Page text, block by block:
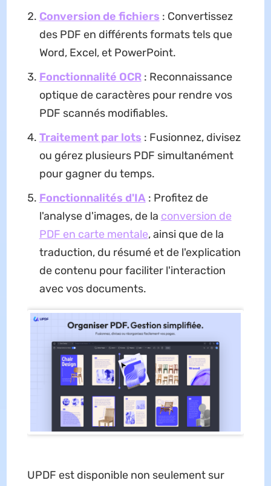
Conversion de fichiers : Convertissez
des PDF en différents formats tels que
Word, Excel, et PowerPoint.
Fonctionnalité OCR: Reconnaissance
optique de caractères pour rendre vos
PDF scannés modifiables.
Traitement par lots : Fusionnez, divisez
ou gérez plusieurs PDF simultanément
pour gagner du temps.
Fonctionnalités d'IA: Profitez de
l'analyse d'images, de la conversion de
PDF en carte mentale, ainsi que de la
traduction, du résumé et de l'explication
de contenu pour faciliter l'interaction
avec vos documents.
UPDF est disponible non seulement sur